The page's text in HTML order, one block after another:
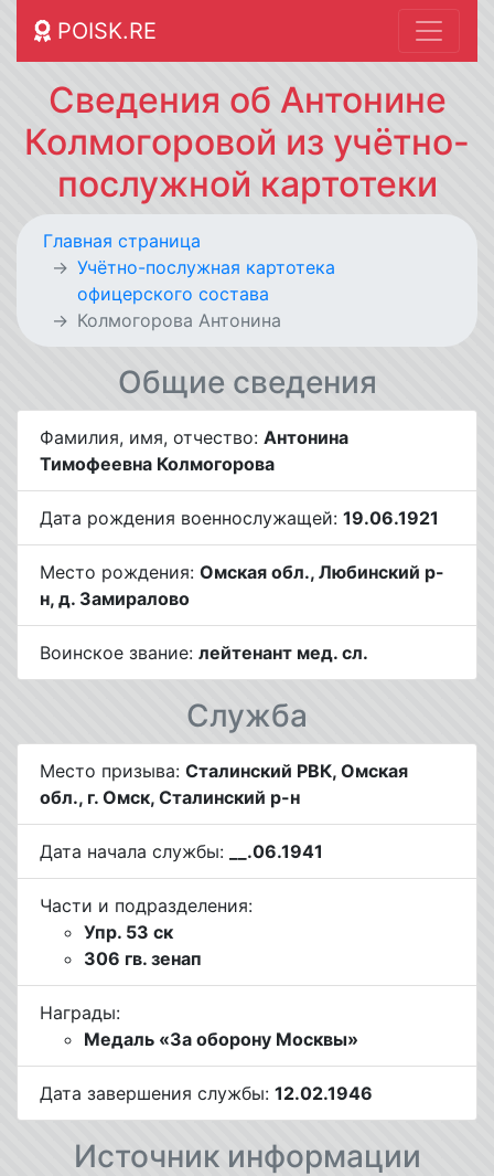
POISK.RE
Сведения об Антонине
Колмогоровой из учётно-
послужной картотеки
Главная страница
Учётно-послужная картотека
офицерского состава
Колмогорова Антонина
Общие сведения
Фамилия, имя, отчество: Антонина
Тимофеевна Колмогорова
Дата рождения военнослужащей: 19.06.1921
Место рождения: Омская обл., Любинский р-
н, д. Замиралово
Воинское звание: лейтенант мед. сл.
Служба
Место призыва: Сталинский РВК, Омская
обл., г. Омск, Сталинский р-н
Дата начала службы: __.06.1941
Части и подразделения:
Упр. 53 ск
306 гв. зенап
Награды:
Медаль «За оборону Москвы»
Дата завершения службы: 12.02.1946
Источник информации